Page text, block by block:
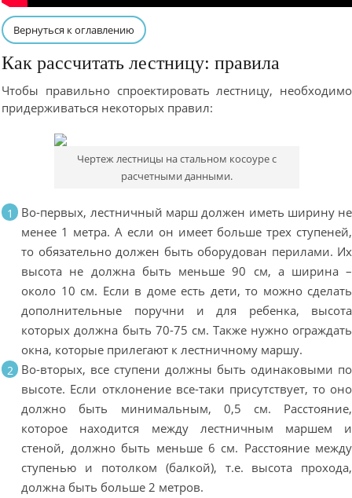
Вернуться к оглавлению
Как рассчитать лестницу: правила
Чтобы правильно спроектировать лестницу, необходимо
придерживаться некоторых правил:
Чертеж лестницы на стальном косоуре с
расчетными данными.
Во-первых, лестничный марш должен иметь ширину не
менее 1 метра. А если он имеет больше трех ступеней,
то обязательно должен быть оборудован перилами. Их
высота не должна быть меньше 90 см, а ширина –
около 10 см. Если в доме есть дети, то можно сделать
дополнительные поручни и для ребенка, высота
которых должна быть 70-75 см. Также нужно ограждать
окна, которые прилегают к лестничному маршу.
Во-вторых, все ступени должны быть одинаковыми по
высоте. Если отклонение все-таки присутствует, то оно
должно быть минимальным, 0,5 см. Расстояние,
которое находится между лестничным маршем и
стеной, должно быть меньше 6 см. Расстояние между
ступенью и потолком (балкой), т.е. высота прохода,
должна быть больше 2 метров.